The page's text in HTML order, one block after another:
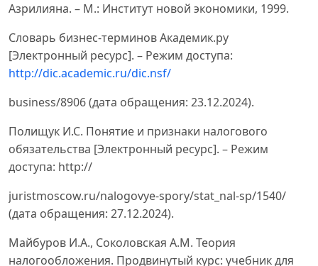
Азрилияна. – М.: Институт новой экономики, 1999.
Словарь бизнес-терминов Академик.ру
[Электронный ресурс]. – Режим доступа:
http://dic.academic.ru/dic.nsf/
business/8906 (дата обращения: 23.12.2024).
Полищук И.С. Понятие и признаки налогового
обязательства [Электронный ресурс]. – Режим
доступа: http://
juristmoscow.ru/nalogovye-spory/stat_nal-sp/1540/
(дата обращения: 27.12.2024).
Майбуров И.А., Соколовская А.М. Теория
налогообложения. Продвинутый курс: учебник для